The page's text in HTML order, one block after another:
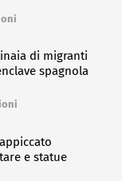
di migranti
spagnola
e statue